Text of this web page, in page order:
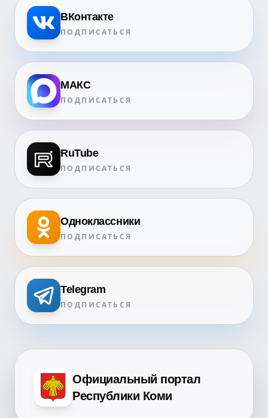
ВКонтакте
ПОДПИСАТЬСЯ
МАКС
ПОДПИСАТЬСЯ
RuTube
ПОДПИСАТЬСЯ
Одноклассники
ПОДПИСАТЬСЯ
Telegram
ПОДПИСАТЬСЯ
Официальный портал
Республики Коми